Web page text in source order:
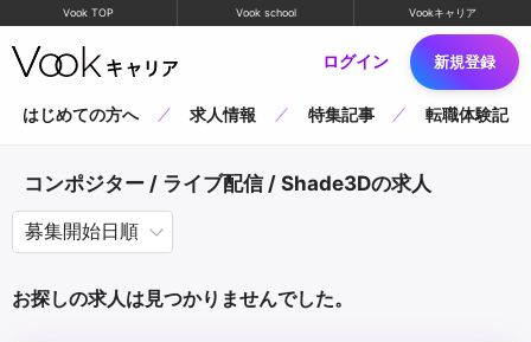
Vook TOP Vook school Vookキャリア
ログイン 新規登録
はじめての方へ 求人情報 特集記事 転職体験記
コンポジター / ライブ配信 / Shade3Dの求人
お探しの求人は見つかりませんでした。